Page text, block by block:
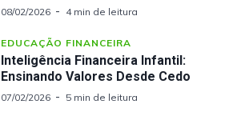
08/02/2026 4 min de leitura
EDUCAÇÃO FINANCEIRA
Inteligência Financeira Infantil:
Ensinando Valores Desde Cedo
07/02/2026 5 min de leitura